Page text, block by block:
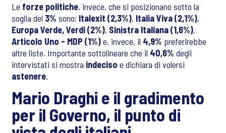
Le forze politiche, invece, che si posizionano sotto la
soglia del 3% sono: Italexit (2,3%), Italia Viva (2,1%),
Europa Verde, Verdi (2%), Sinistra Italiana (1,6%),
Articolo Uno - MDP (1%)e, invece, il 4,9% preferirebbe
altre liste. Importante sottolineare che il 40,6% degli
intervistati si mostra indeciso e dichiara di volersi
astenere.
Mario Draghi e il gradimento
per il Governo, il punto di